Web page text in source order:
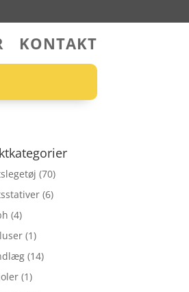
KONTAKT
(70)
(6)
(4)
(1)
(14)
(1)